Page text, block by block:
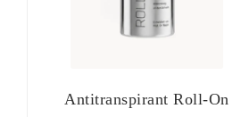
Antitranspirant Roll-On